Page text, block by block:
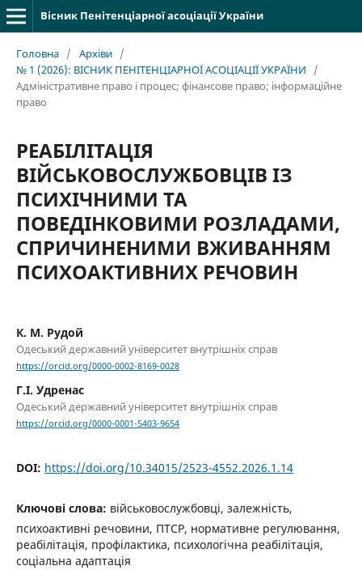
Вісник Пенітенціарної асоціації України
Головна / Архіви /
№ 1 (2026): ВІСНИК ПЕНІТЕНЦІАРНОЇ АСОЦІАЦІЇ УКРАЇНИ
/
Адміністративне право і процес; фінансове право; інформаційне
право
РЕАБІЛІТАЦІЯ
ВІЙСЬКОВОСЛУЖБОВЦІВ ІЗ
ПСИХІЧНИМИ ТА
ПОВЕДІНКОВИМИ РОЗЛАДАМИ,
СПРИЧИНЕНИМИ ВЖИВАННЯМ
ПСИХОАКТИВНИХ РЕЧОВИН
К. М. Рудой
Одеський державний університет внутрішніх справ
https://orcid.org/0000-0002-8169-0028
Г.І. Удренас
Одеський державний університет внутрішніх справ
https://orcid.org/0000-0001-5403-9654
DOI: https://doi.org/10.34015/2523-4552.2026.1.14
Ключові слова: військовослужбовці, залежність,
психоактивні речовини, ПТСР, нормативне регулювання,
реабілітація, профілактика, психологічна реабілітація,
соціальна адаптація